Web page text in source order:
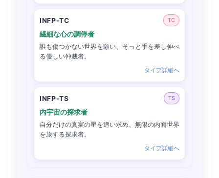
INFP-TC TC
繊細な心の調停者
誰も傷つかない世界を願い、そっと手を差し伸べ
る優しい仲裁者。
タイプ詳細へ
INFP-TS TS
内宇宙の探求者
自分だけの真実の星を追い求め、無限の内面世界
を旅する探求者。
タイプ詳細へ